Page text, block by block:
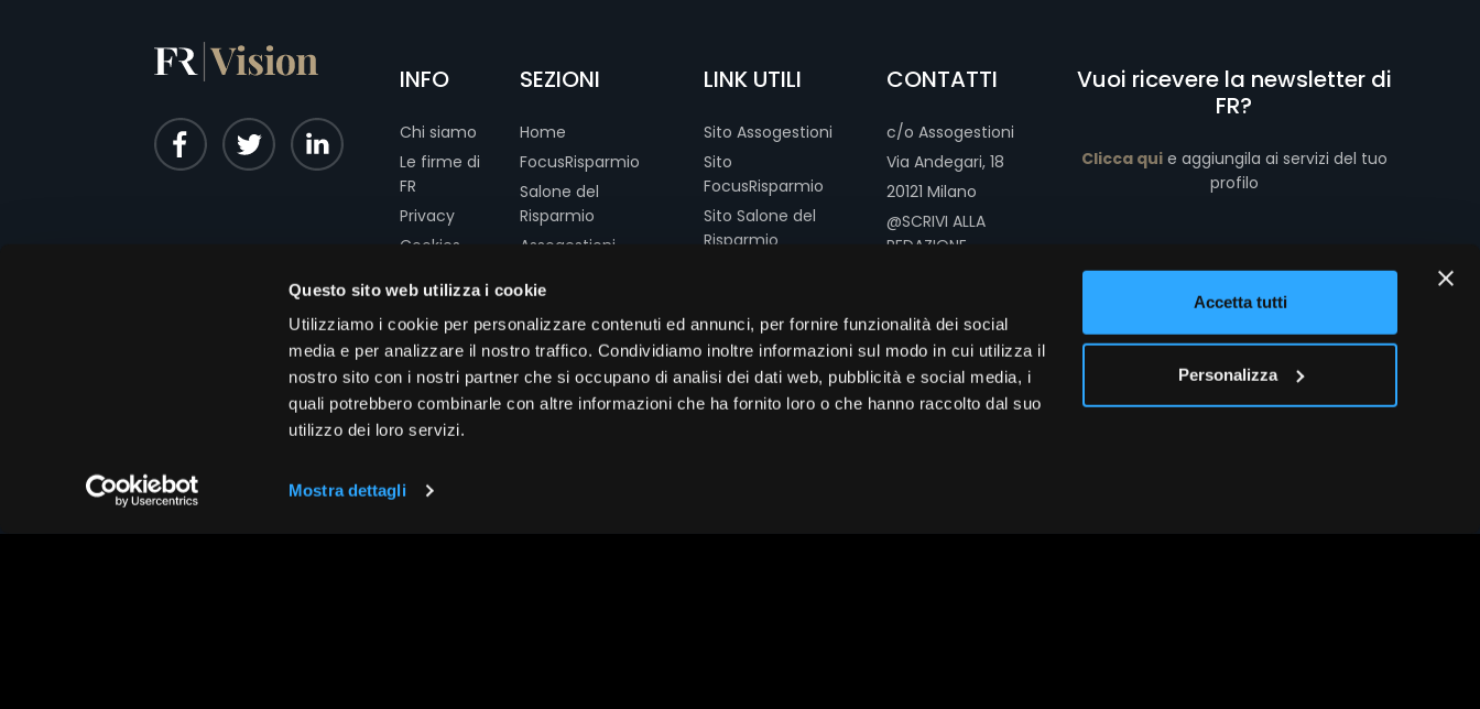
Questo sito web utilizza i cookie
Utilizziamo i cookie per personalizzare contenuti ed annunci, per fornire funzionalità dei social
media e per analizzare il nostro traffico. Condividiamo inoltre informazioni sul modo in cui utilizza il
nostro sito con i nostri partner che si occupano di analisi dei dati web, pubblicità e social media, i
quali potrebbero combinarle con altre informazioni che ha fornito loro o che hanno raccolto dal suo
utilizzo dei loro servizi.
Mostra dettagli
Accetta tutti
Personalizza
INFO
Chi siamo
Le firme di
FR
Privacy
Cookies
Etico
SEZIONI
Home
FocusRisparmio
Salone del
Risparmio
Assogestioni
CATEGORIE
Conferenze e
seminari
Interviste e
LINK UTILI
Sito Assogestioni
Sito
FocusRisparmio
Sito Salone del
Risparmio
CONTATTI
c/o Assogestioni
Via Andegari, 18
20121 Milano
@SCRIVI ALLA
REDAZIONE
Vuoi ricevere la newsletter di
FR?
Clicca quie aggiungila ai servizi del tuo
profilo